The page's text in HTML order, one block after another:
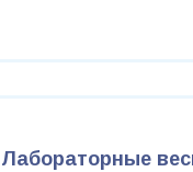
Лабораторные